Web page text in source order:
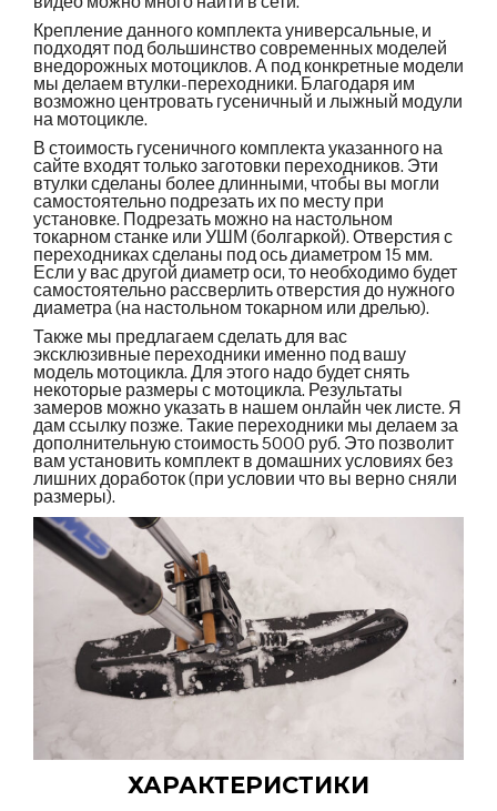
Крепление данного комплекта универсальные, и
подходят под большинство современных моделей
внедорожных мотоциклов. А под конкретные модели
мы делаем втулки-переходники. Благодаря им
возможно центровать гусеничный и лыжный модули
на мотоцикле.
В стоимость гусеничного комплекта указанного на
сайте входят только заготовки переходников. Эти
втулки сделаны более длинными, чтобы вы могли
самостоятельно подрезать их по месту при
установке. Подрезать можно на настольном
токарном станке или УШМ (болгаркой). Отверстия с
переходниках сделаны под ось диаметром 15 мм.
Если у вас другой диаметр оси, то необходимо будет
самостоятельно рассверлить отверстия до нужного
диаметра (на настольном токарном или дрелью).
Также мы предлагаем сделать для вас
эксклюзивные переходники именно под вашу
модель мотоцикла. Для этого надо будет снять
некоторые размеры с мотоцикла. Результаты
замеров можно указать в нашем онлайн чек листе. Я
дам ссылку позже. Такие переходники мы делаем за
дополнительную стоимость 5000 руб. Это позволит
вам установить комплект в домашних условиях без
лишних доработок (при условии что вы верно сняли
размеры).
ХАРАКТЕРИСТИКИ